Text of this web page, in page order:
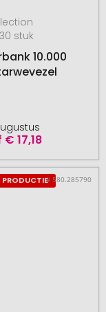
stuk
10.000
€ 17,18
PRODUCTIE# 580.285790